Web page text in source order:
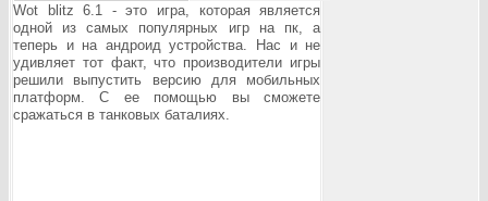
Wot blitz 6.1 - это игра, которая является
одной из самых популярных игр на пк, а
теперь и на андроид устройства. Нас и не
удивляет тот факт, что производители игры
решили выпустить версию для мобильных
платформ. С ее помощью вы сможете
сражаться в танковых баталиях.